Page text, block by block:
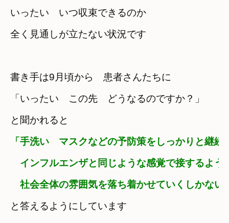
いったい　いつ収束できるのか
全く見通しが立たない状況です
書き手は9月頃から　患者さんたちに
「いったい　この先　どうなるのですか？」
と聞かれると
「手洗い　マスクなどの予防策をしっかりと継続
インフルエンザと同じような感覚で接するよう
社会全体の雰囲気を落ち着かせていくしかない
と答えるようにしています